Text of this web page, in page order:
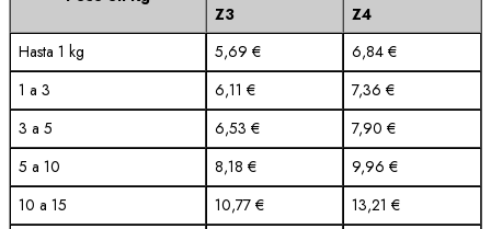
Z3
Z4
Hasta 1 kg
5,69 €
6,84 €
1 a 3
6,11 €
7,36 €
3 a 5
6,53 €
7,90 €
5 a 10
8,18 €
9,96 €
10 a 15
10,77 €
13,21 €